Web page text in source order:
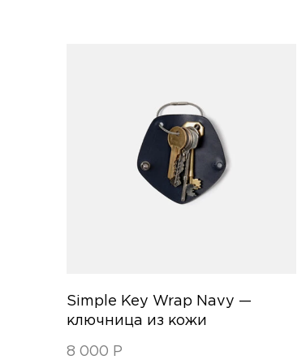
Simple Key Wrap Navy —
ключница из кожи
8 000 Р